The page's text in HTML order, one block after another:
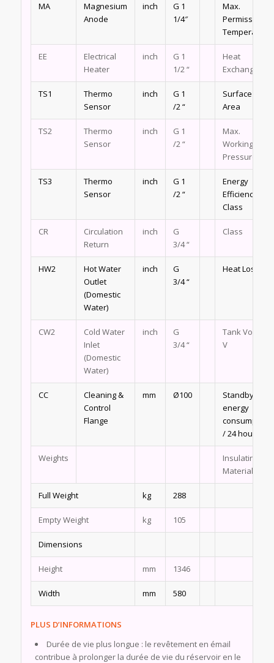
MA
Magnesium
Anode
inch
G 1
1/4″
Max.
Permissible
Temperature
EE
Electrical
Heater
inch
G 1
1/2 “
Heat
Exchanger
TS1
Thermo
Sensor
inch
G 1
/2 “
Surface
Area
TS2
Thermo
Sensor
inch
G 1
/2 “
Max.
Working
Pressure
TS3
Thermo
Sensor
inch
G 1
/2 “
Energy
Efficiency
Class
CR
Circulation
Return
inch
G
3/4 “
Class
HW2
Hot Water
Outlet
(Domestic
Water)
inch
G
3/4 “
Heat Loss S
CW2
Cold Water
Inlet
(Domestic
Water)
inch
G
3/4 “
Tank Volume
V
CC
Cleaning &
Control
Flange
mm Ø100
Standby
energy
consumption
/ 24 hours
Weights
Insulating
Material
Full Weight kg 288
Empty Weight kg 105
Dimensions
Height mm 1346
Width mm 580
PLUS D’INFORMATIONS
Durée de vie plus longue : le revêtement en émail
contribue à prolonger la durée de vie du réservoir en le